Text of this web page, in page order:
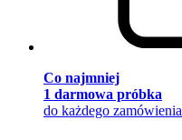
Co najmniej
1 darmowa próbka
do każdego zamówienia